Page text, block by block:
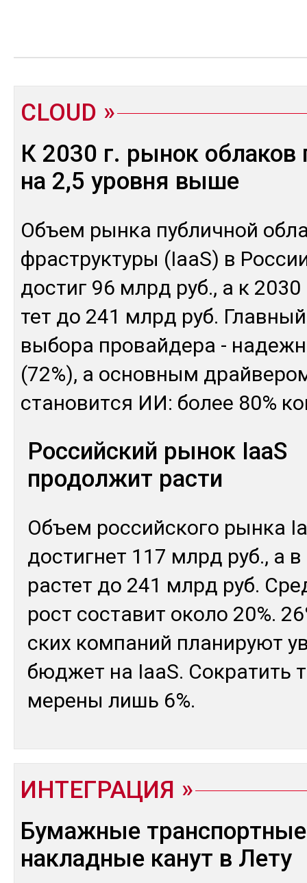
CLOUD
К 2030 г. рынок облаков
на 2,5 уровня выше
Объ­ем рын­ка пуб­лич­ной
фраструк­ту­ры (IaaS) в
дос­тиг 96 млрд руб., а к
тет до 241 млрд руб.
вы­бора про­вай­де­ра -
(72%), а ос­нов­ным
ста­новит­ся ИИ: бо­лее 80%
Российский рынок IaaS
продолжит расти
Объ­ем рос­сий­ско­го рын­ка
дос­тиг­нет 117 млрд руб., а
рас­тет до 241 млрд руб.
рост сос­та­вит око­ло 20%.
ских ком­па­ний пла­нируют
бюд­жет на IaaS. Сок­ра­тить
мере­ны лишь 6%.
ИНТЕГРАЦИЯ
Бумажные транспортные
накладные канут в Лету